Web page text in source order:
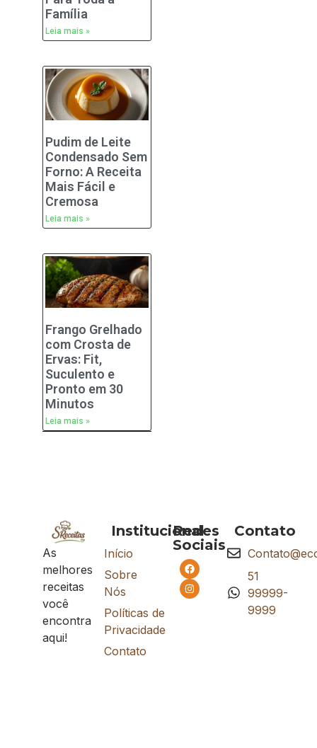
Família
Leia mais »
Pudim de Leite
Condensado Sem
Forno: A Receita
Mais Fácil e
Cremosa
Leia mais »
Frango Grelhado
com Crosta de
Ervas: Fit,
Suculento e
Pronto em 30
Minutos
Leia mais »
As
melhores
receitas
você
encontra
aqui!
Institucional
Início
Sobre
Nós
Políticas de
Privacidade
Contato
Redes
Sociais
Contato
51
99999-
9999